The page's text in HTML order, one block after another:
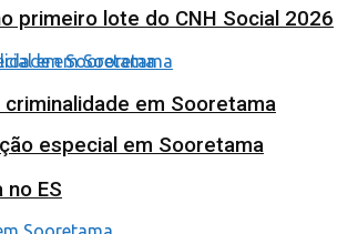
especial em Sooretama
primeiro lote do CNH Social 2026
em Sooretama
ES